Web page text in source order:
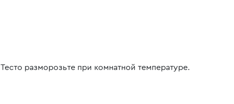
разморозьте при комнатной температуре.